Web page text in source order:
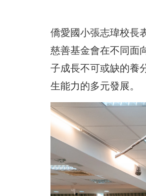
僑愛國小張志瑋校長
慈善基金會在不同面
子成長不可或缺的養
生能力的多元發展。